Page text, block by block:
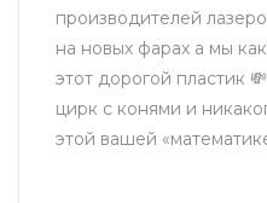
производителей
на новых фарах а мы
этот дорогой пластик
цирк с конями и
этой вашей